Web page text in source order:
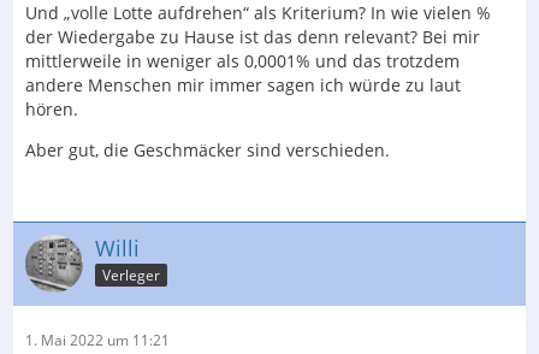
Und „volle Lotte aufdrehen“ als Kriterium? In wie vielen %
der Wiedergabe zu Hause ist das denn relevant? Bei mir
mittlerweile in weniger als 0,0001% und das trotzdem
andere Menschen mir immer sagen ich würde zu laut
hören.
Aber gut, die Geschmäcker sind verschieden.
Willi
Verleger
1. Mai 2022 um 11:21